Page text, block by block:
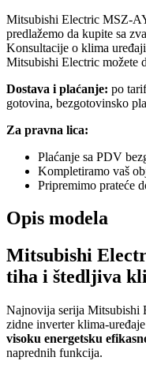
Mitsubishi Electric MSZ-
predlažemo da kupite sa
Konsultacije o klima
Mitsubishi Electric možete
Dostava i plaćanje: po
gotovina, bezgotovinsko
Za pravna lica:
Plaćanje sa PDV
Kompletiramo vaš
Pripremimo prateće
Opis modela
Mitsubishi
tiha i štedljiva
Najnovija serija Mitsubishi
zidne inverter klima-
visoku energetsku
naprednih funkcija.